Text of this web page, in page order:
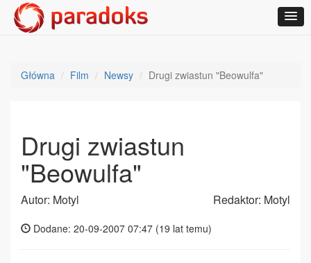
Główna Film Newsy Drugi zwiastun "Beowulfa"
Drugi zwiastun
"Beowulfa"
Autor: Motyl Redaktor: Motyl
Dodane: 20-09-2007 07:47 (19 lat temu)